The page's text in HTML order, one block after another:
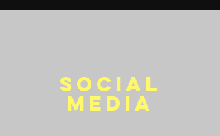
Social
Media